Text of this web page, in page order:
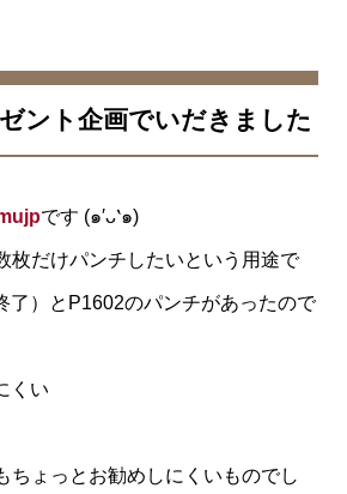
ント企画でいだきました
です (๑′ᴗ‵๑)
枚だけパンチしたいという用途で
了）とP1602のパンチがあったので
くい
ちょっとお勧めしにくいものでし